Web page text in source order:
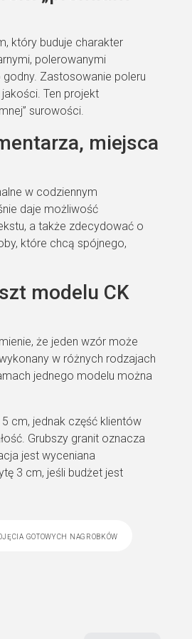
który buduje charakter
polerowanymi
Zastosowanie poleru
Ten projekt
surowości.
miejsca
w codziennym
daje możliwość
a także zdecydować o
które chcą spójnego,
modelu CK
że jeden wzór może
w różnych rodzajach
jednego modelu można
cm, jednak część klientów
Grubszy granit oznacza
jest wyceniana
3 cm, jeśli budżet jest
gotowych nagrobków